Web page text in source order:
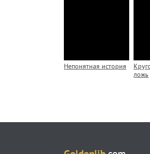
Непонятная история
ложь